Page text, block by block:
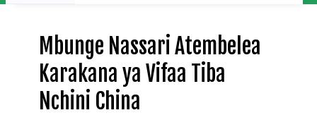
Mbunge Nassari Atembelea
Karakana ya Vifaa Tiba
Nchini China